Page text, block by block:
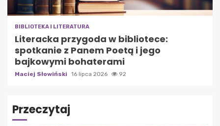
BIBLIOTEKA I LITERATURA
Literacka przygoda w bibliotece:
spotkanie z Panem Poetą i jego
bajkowymi bohaterami
Maciej Słowiński 16 lipca 2026 92
Przeczytaj